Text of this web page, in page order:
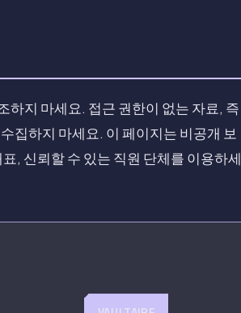
하지 마세요. 접근 권한이 없는 자료, 즉
집하지 마세요. 이 페이지는 비공개 보
, 신뢰할 수 있는 직원 단체를 이용하세